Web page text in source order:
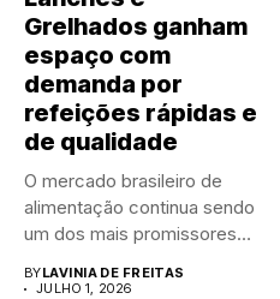
Grelhados ganham
espaço com
demanda por
refeições rápidas e
de qualidade
O mercado brasileiro de
alimentação continua sendo
um dos mais promissores
BYLAVINIA DE FREITAS
JULHO 1, 2026